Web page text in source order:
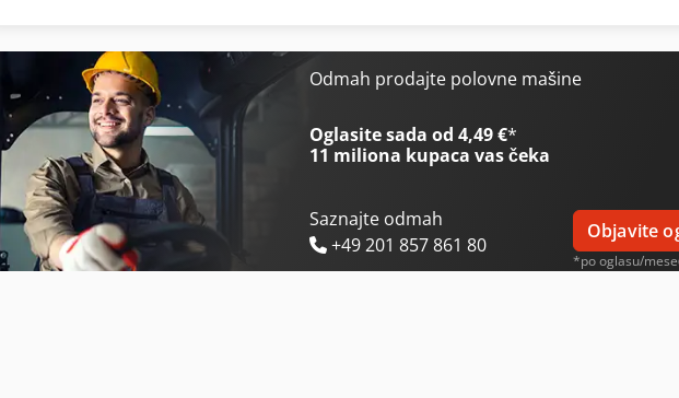
Linde E 30
Linde H 30
Mercedes-Benz Sprinter 316
Odmah prodajte polovne mašine
Oglasite sada od 4,49 €*
11 miliona kupaca vas čeka
Saznajte odmah
+49 201 857 861 80
Objavite
*po oglasu/